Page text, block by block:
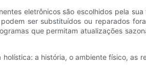
eletrônicos são escolhidos pela
ser substituídos ou reparados
que permitam atualizações
a história, o ambiente físico, as